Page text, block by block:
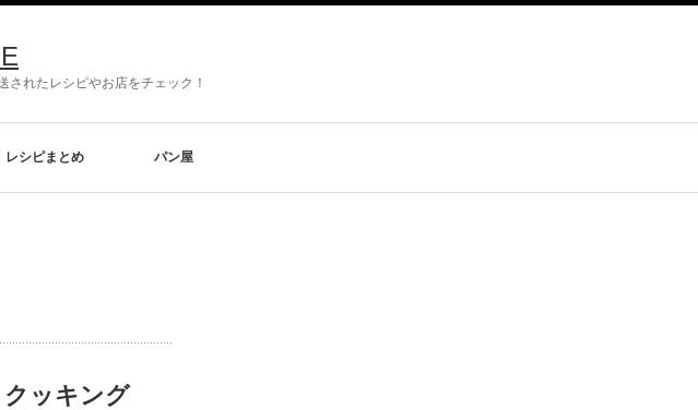
れたレシピやお店をチェック！
レシピまとめ パン屋
ッキング